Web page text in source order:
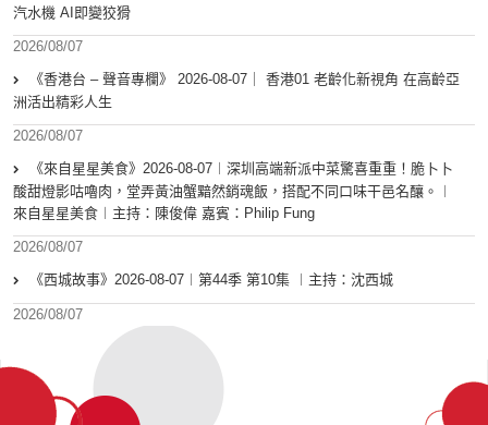
汽水機 AI即變狡猾
2026/08/07
《香港台 – 聲音專欄》 2026-08-07｜ 香港01 老齡化新視角 在高齡亞
洲活出精彩人生
2026/08/07
《來自星星美食》2026-08-07︱深圳高端新派中菜驚喜重重！脆卜卜
酸甜燈影咕嚕肉，堂弄黃油蟹黯然銷魂飯，搭配不同口味干邑名釀。︱
來自星星美食︱主持：陳俊偉 嘉賓：Philip Fung
2026/08/07
《西城故事》2026-08-07︱第44季 第10集 ︱主持：沈西城
2026/08/07